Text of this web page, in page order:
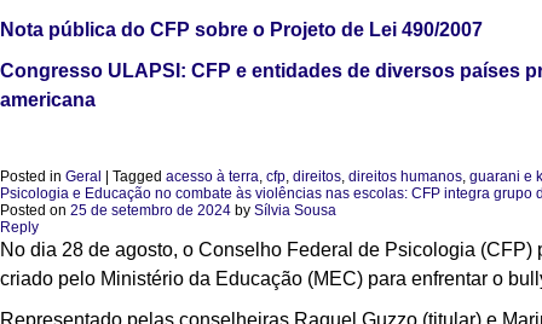
Nota pública do CFP sobre o Projeto de Lei 490/2007
Congresso ULAPSI: CFP e entidades de diversos países
americana
Posted in Geral Tagged acesso à terra, cfp, direitos, direitos humanos, guarani e
Psicologia e Educação no combate às violências nas escolas: CFP integra
Posted on 25 de setembro de 2024 by Sílvia Sousa
Reply
No dia 28 de agosto, o Conselho Federal de Psicologia
criado pelo Ministério da Educação (MEC) para enfrentar o
Representado pelas conselheiras Raquel Guzzo (titular) e